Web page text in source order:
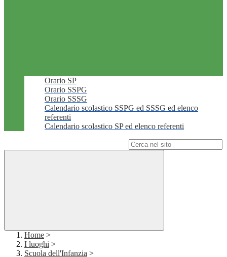
Orario SP
Orario SSPG
Orario SSSG
Calendario scolastico SSPG ed SSSG ed elenco
referenti
Calendario scolastico SP ed elenco referenti
Home >
I luoghi >
Scuola dell'Infanzia >